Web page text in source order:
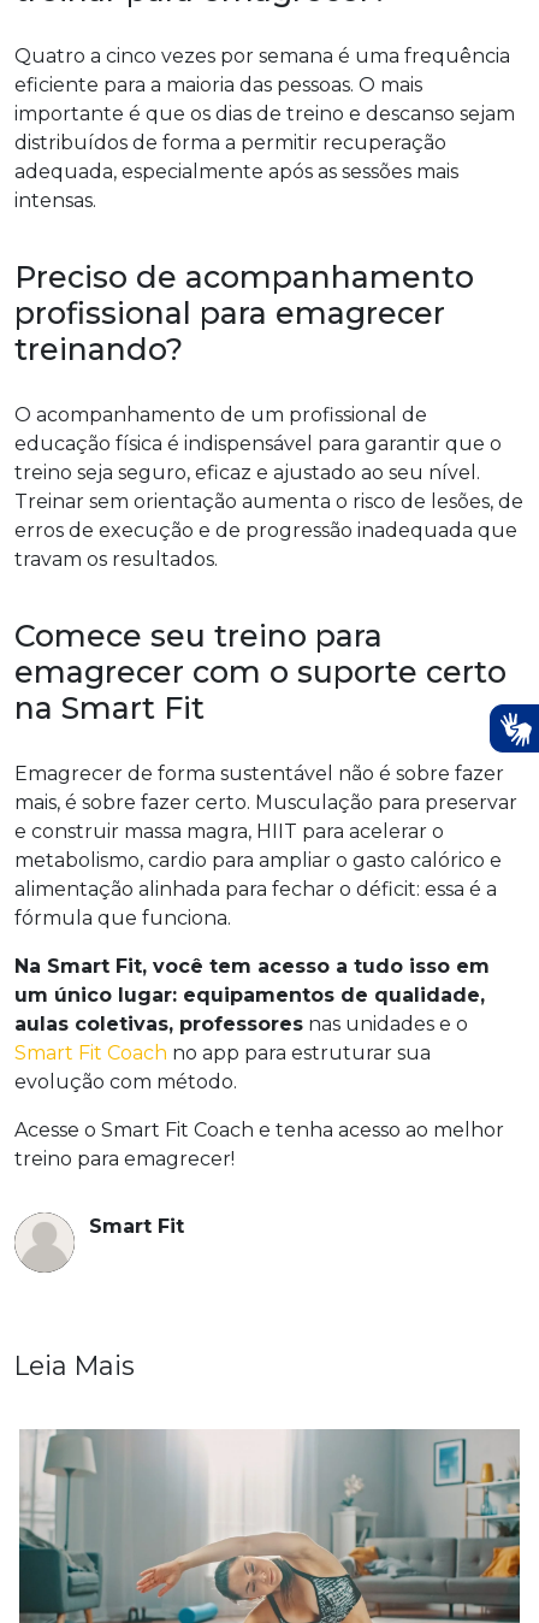
Quatro a cinco vezes por semana é uma frequência
eficiente para a maioria das pessoas. O mais
importante é que os dias de treino e descanso sejam
distribuídos de forma a permitir recuperação
adequada, especialmente após as sessões mais
intensas.
Preciso de acompanhamento
profissional para emagrecer
treinando?
O acompanhamento de um profissional de
educação física é indispensável para garantir que o
treino seja seguro, eficaz e ajustado ao seu nível.
Treinar sem orientação aumenta o risco de lesões, de
erros de execução e de progressão inadequada que
travam os resultados.
Comece seu treino para
emagrecer com o suporte certo
na Smart Fit
Emagrecer de forma sustentável não é sobre fazer
mais, é sobre fazer certo. Musculação para preservar
e construir massa magra, HIIT para acelerar o
metabolismo, cardio para ampliar o gasto calórico e
alimentação alinhada para fechar o déficit: essa é a
fórmula que funciona.
Na Smart Fit, você tem acesso a tudo isso em
um único lugar: equipamentos de qualidade,
aulas coletivas, professores nas unidades e o
Smart Fit Coach no app para estruturar sua
evolução com método.
Acesse o Smart Fit Coach e tenha acesso ao melhor
treino para emagrecer!
Smart Fit
Leia Mais